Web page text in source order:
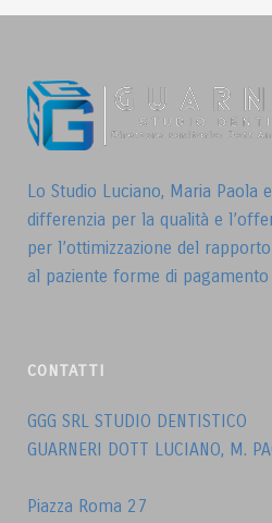
Lo Studio Luciano, Maria Paola
differenzia per la qualità e
per l’ottimizzazione del
al paziente forme di pagamento
CONTATTI
GGG SRL STUDIO DENTISTICO
GUARNERI DOTT LUCIANO, M.
Piazza Roma 27